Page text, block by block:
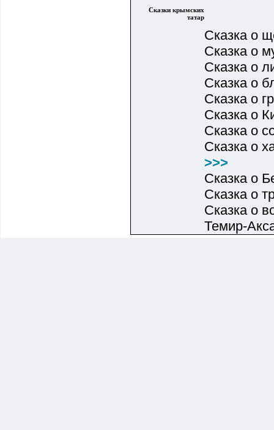
Сказки крымских
татар
Сказка о
Сказка о
Сказка о
Сказка о
Сказка о
Сказка о
Сказка о
Сказка о
>>>
Сказка о
Сказка о
Сказка о
Темир-